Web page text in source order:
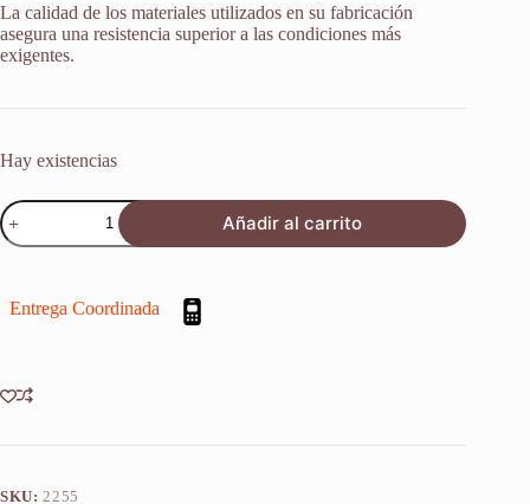
La calidad de los materiales utilizados en su fabricación
asegura una resistencia superior a las condiciones más
exigentes.
Hay existencias
Retenes
Suspension
Honda
C
X
2u
Añadir al carrito
Entrega Coordinada
SKU: 2255